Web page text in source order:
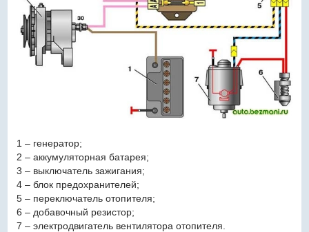
1 – генератор;
2 – аккумуляторная батарея;
3 – выключатель зажигания;
4 – блок предохранителей;
5 – переключатель отопителя;
6 – добавочный резистор;
7 – электродвигатель вентилятора отопителя.